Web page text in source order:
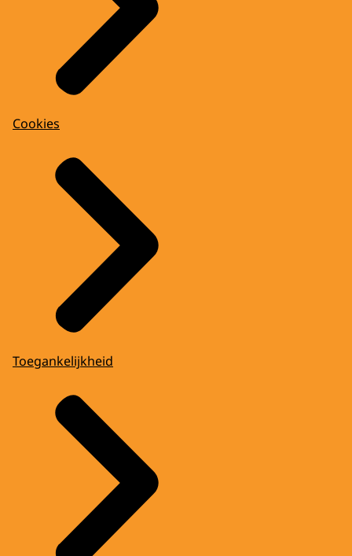
Cookies
Toegankelijkheid